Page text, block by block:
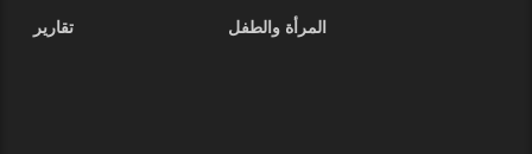
المرأة والطفل
تقارير